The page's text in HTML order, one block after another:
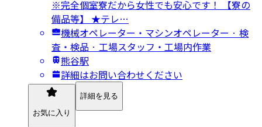
※完全個室寮だから女性でも安心です！ 【寮の
備品等】 ★テレ…
機械オペレーター・マシンオペレーター · 検
査・検品 · 工場スタッフ・工場内作業
熊谷駅
詳細はお問い合わせください
お気に入り
詳細を見る